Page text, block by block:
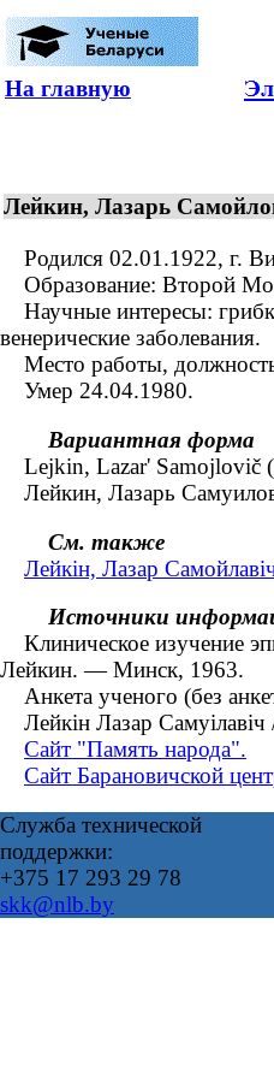
На главную
Лейкин, Лазарь
Родился 02.01.1922, г.
Образование: Второй
Научные интересы:
венерические заболевания.
Место работы,
Умер 24.04.1980.
Вариантная форма
Lejkin, Lazar' Samojlovič
Лейкин, Лазарь
См. также
Лейкін, Лазар
Источники
Клиническое изучение
Лейкин. — Минск, 1963.
Анкета ученого (без
Лейкін Лазар
Сайт "Память народа".
Сайт Барановичской
Служба технической
поддержки:
+375 17 293 29 78
skk@nlb.by